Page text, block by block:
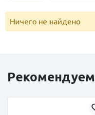
Ничего не найдено
Рекомендуем